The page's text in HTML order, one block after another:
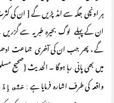
ہر اونچی جگہ سے امڈ پڑیں گے [ ان کی
ان کے پہلے لوگ بحیرہ طبریہ سے
گے ، پھر جب ان کی آخری جماعت ادھر
واقعہ کی طرف اشارہ فرمایا ہے : حَتَّى